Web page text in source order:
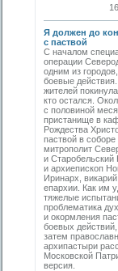
Я должен до
с паствой
С началом
операции
одним из
боевые
жителей
кто остался.
с половиной
пристанище в
Рождества
паствой в
митрополит
и Старобельский
и архиепископ
Иринарх,
епархии. Как им
тяжелые
проблематика
и окормления
боевых
затем
архипастыри
Московской
версия.